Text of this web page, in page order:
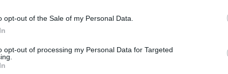
opt-out of the Sale of my Personal Data.
opt-out of processing my Personal Data for Targeted
Izziv podpira tudi
marca do 25. maja .